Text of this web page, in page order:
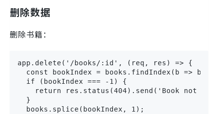
删除数据
删除书籍：
app.delete('/books/:id', (req, res) => {
const bookIndex = books.findIndex(b =>
  if (bookIndex === -1) {
return res.status(404).send('Book not
  }
  books.splice(bookIndex, 1);